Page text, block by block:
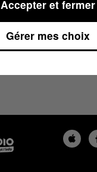
Gérer mes choix
Accepter et fermer